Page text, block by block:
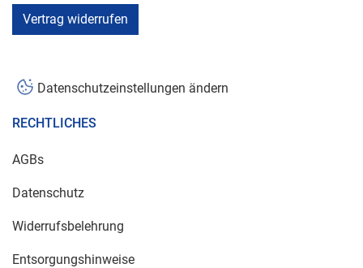
Vertrag widerrufen
Datenschutzeinstellungen ändern
RECHTLICHES
AGBs
Datenschutz
Widerrufsbelehrung
Entsorgungshinweise